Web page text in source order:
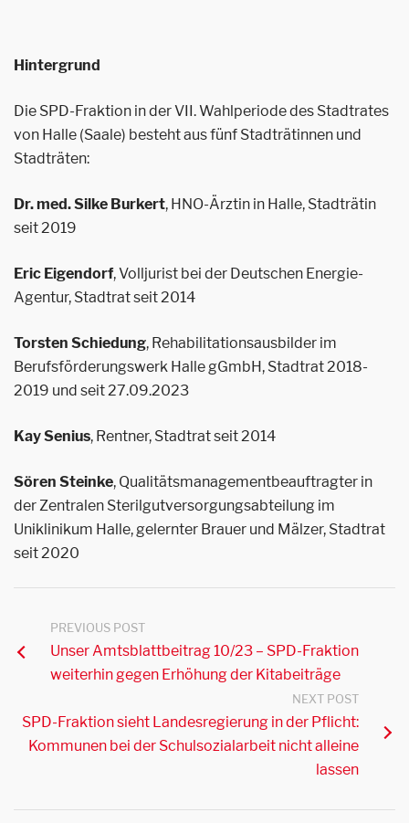
Hintergrund
Die SPD-Fraktion in der VII. Wahlperiode des Stadtrates
von Halle (Saale) besteht aus fünf Stadträtinnen und
Stadträten:
Dr. med. Silke Burkert, HNO-Ärztin in Halle, Stadträtin
seit 2019
Eric Eigendorf, Volljurist bei der Deutschen Energie-
Agentur, Stadtrat seit 2014
Torsten Schiedung, Rehabilitationsausbilder im
Berufsförderungswerk Halle gGmbH, Stadtrat 2018-
2019 und seit 27.09.2023
Kay Senius, Rentner, Stadtrat seit 2014
Sören Steinke, Qualitätsmanagementbeauftragter in
der Zentralen Sterilgutversorgungsabteilung im
Uniklinikum Halle, gelernter Brauer und Mälzer, Stadtrat
seit 2020
PREVIOUS POST
Unser Amtsblattbeitrag 10/23 – SPD-Fraktion
weiterhin gegen Erhöhung der Kitabeiträge
NEXT POST
SPD-Fraktion sieht Landesregierung in der Pflicht:
Kommunen bei der Schulsozialarbeit nicht alleine
lassen